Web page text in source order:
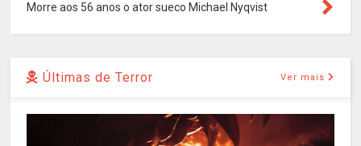
Morre aos 56 anos o ator sueco Michael Nyqvist
Últimas de Terror Ver mais